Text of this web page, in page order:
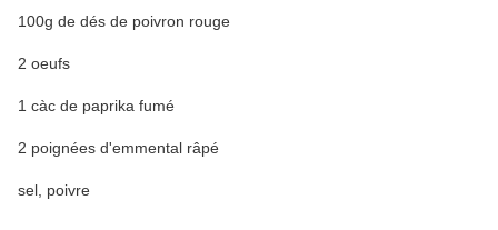
100g de dés de poivron rouge
2 oeufs
1 càc de paprika fumé
2 poignées d'emmental râpé
sel, poivre